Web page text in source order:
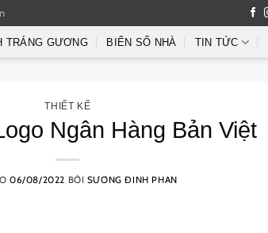
TRÁNG GƯƠNG BIỂN SỐ NHÀ TIN TỨC
THIẾT KẾ
Ngân Hàng Bản Việt
06/08/2022 BỞI SƯƠNG ĐINH PHAN